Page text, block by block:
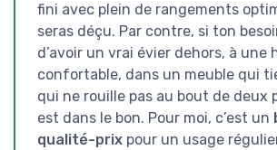
fini avec plein de rangements
seras déçu. Par contre, si ton
d’avoir un vrai évier dehors, à une
confortable, dans un meuble qui
qui ne rouille pas au bout de deux
est dans le bon. Pour moi, c’est un
qualité-prix pour un usage